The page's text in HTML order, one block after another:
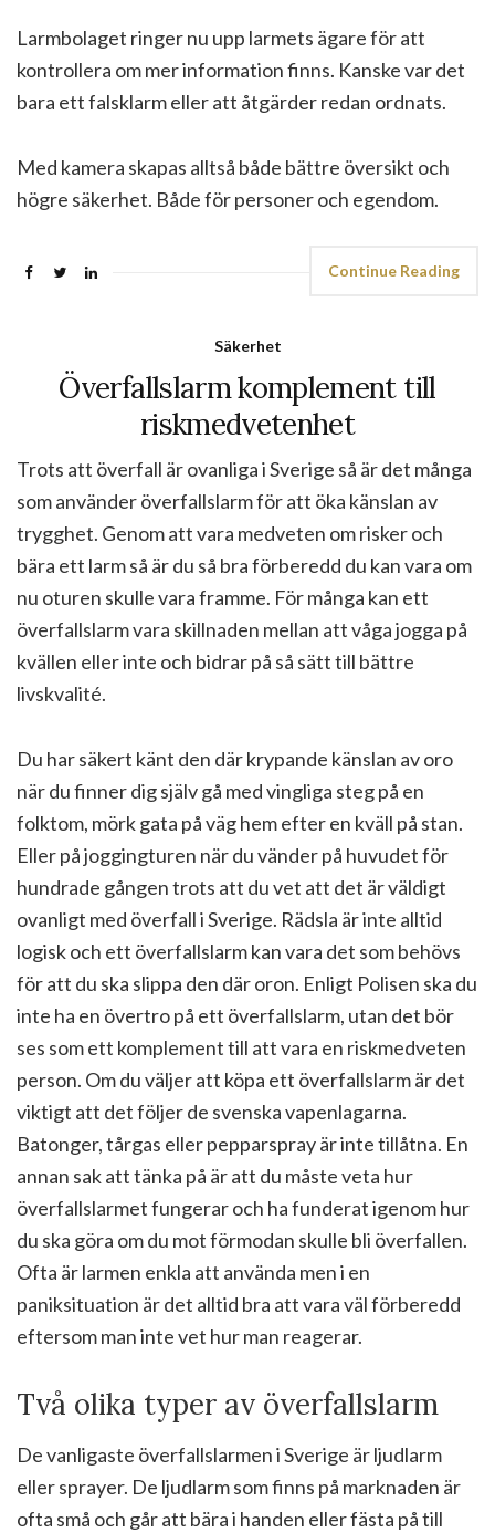
Larmbolaget ringer nu upp larmets ägare för att
kontrollera om mer information finns. Kanske var det
bara ett falsklarm eller att åtgärder redan ordnats.
Med kamera skapas alltså både bättre översikt och
högre säkerhet. Både för personer och egendom.
Continue Reading
Säkerhet
Överfallslarm komplement till
riskmedvetenhet
Trots att överfall är ovanliga i Sverige så är det många
som använder överfallslarm för att öka känslan av
trygghet. Genom att vara medveten om risker och
bära ett larm så är du så bra förberedd du kan vara om
nu oturen skulle vara framme. För många kan ett
överfallslarm vara skillnaden mellan att våga jogga på
kvällen eller inte och bidrar på så sätt till bättre
livskvalité.
Du har säkert känt den där krypande känslan av oro
när du finner dig själv gå med vingliga steg på en
folktom, mörk gata på väg hem efter en kväll på stan.
Eller på joggingturen när du vänder på huvudet för
hundrade gången trots att du vet att det är väldigt
ovanligt med överfall i Sverige. Rädsla är inte alltid
logisk och ett överfallslarm kan vara det som behövs
för att du ska slippa den där oron. Enligt Polisen ska du
inte ha en övertro på ett överfallslarm, utan det bör
ses som ett komplement till att vara en riskmedveten
person. Om du väljer att köpa ett överfallslarm är det
viktigt att det följer de svenska vapenlagarna.
Batonger, tårgas eller pepparspray är inte tillåtna. En
annan sak att tänka på är att du måste veta hur
överfallslarmet fungerar och ha funderat igenom hur
du ska göra om du mot förmodan skulle bli överfallen.
Ofta är larmen enkla att använda men i en
paniksituation är det alltid bra att vara väl förberedd
eftersom man inte vet hur man reagerar.
Två olika typer av överfallslarm
De vanligaste överfallslarmen i Sverige är ljudlarm
eller sprayer. De ljudlarm som finns på marknaden är
ofta små och går att bära i handen eller fästa på till